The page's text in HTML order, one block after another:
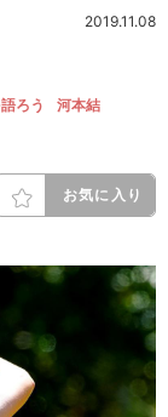
2019.11.08
ろう 河本結
お気に入り